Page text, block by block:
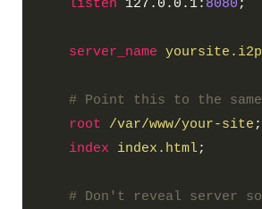
listen 127.0.0.1: 8080
server_name yoursite.i2p
root /var/www/your-site
index
index.html